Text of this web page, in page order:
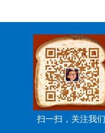
扫一扫，关注我们